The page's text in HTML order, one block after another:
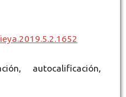
autocalificación,